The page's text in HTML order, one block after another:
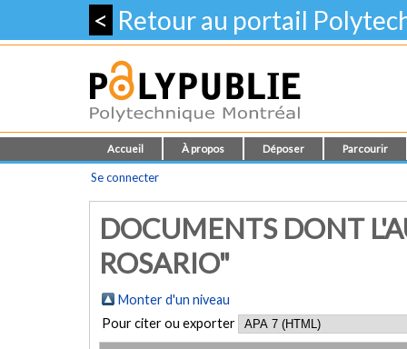
< Retour au portail
Accueil À propos Déposer Parcourir
Se connecter
DOCUMENTS DONT
ROSARIO"
Monter d'un niveau
Pour citer ou exporter